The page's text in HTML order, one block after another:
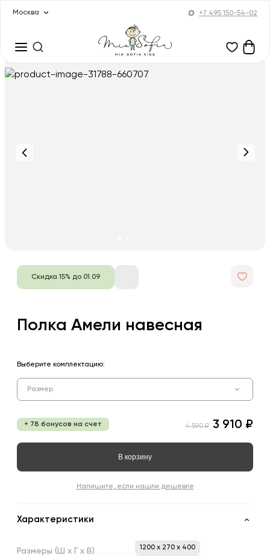
Москва +7 495 150-54-02
Скидка 15% до 01.09
Полка Амели навесная
Выберите комплектацию:
Размер
+ 78 бонусов на счет 4 590 ₽ 3 910 ₽
В корзину
Напишите, если нашли дешевле
Характеристики
Размеры (Ш х х В)
1200 x 270 x 400